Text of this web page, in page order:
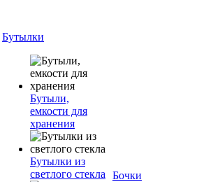
Бутылки
Бутыли,
емкости для
хранения
Бутылки из
светлого стекла
Бочки